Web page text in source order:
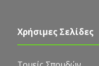
Χρήσιμες Σελίδες